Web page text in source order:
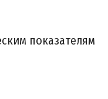
показателям